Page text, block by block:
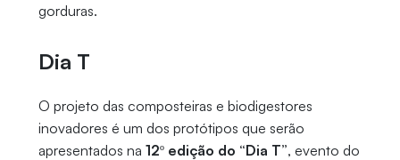
gorduras.
Dia T
O projeto das composteiras e biodigestores
inovadores é um dos protótipos que serão
apresentados na 12º edição do “Dia T”, evento do